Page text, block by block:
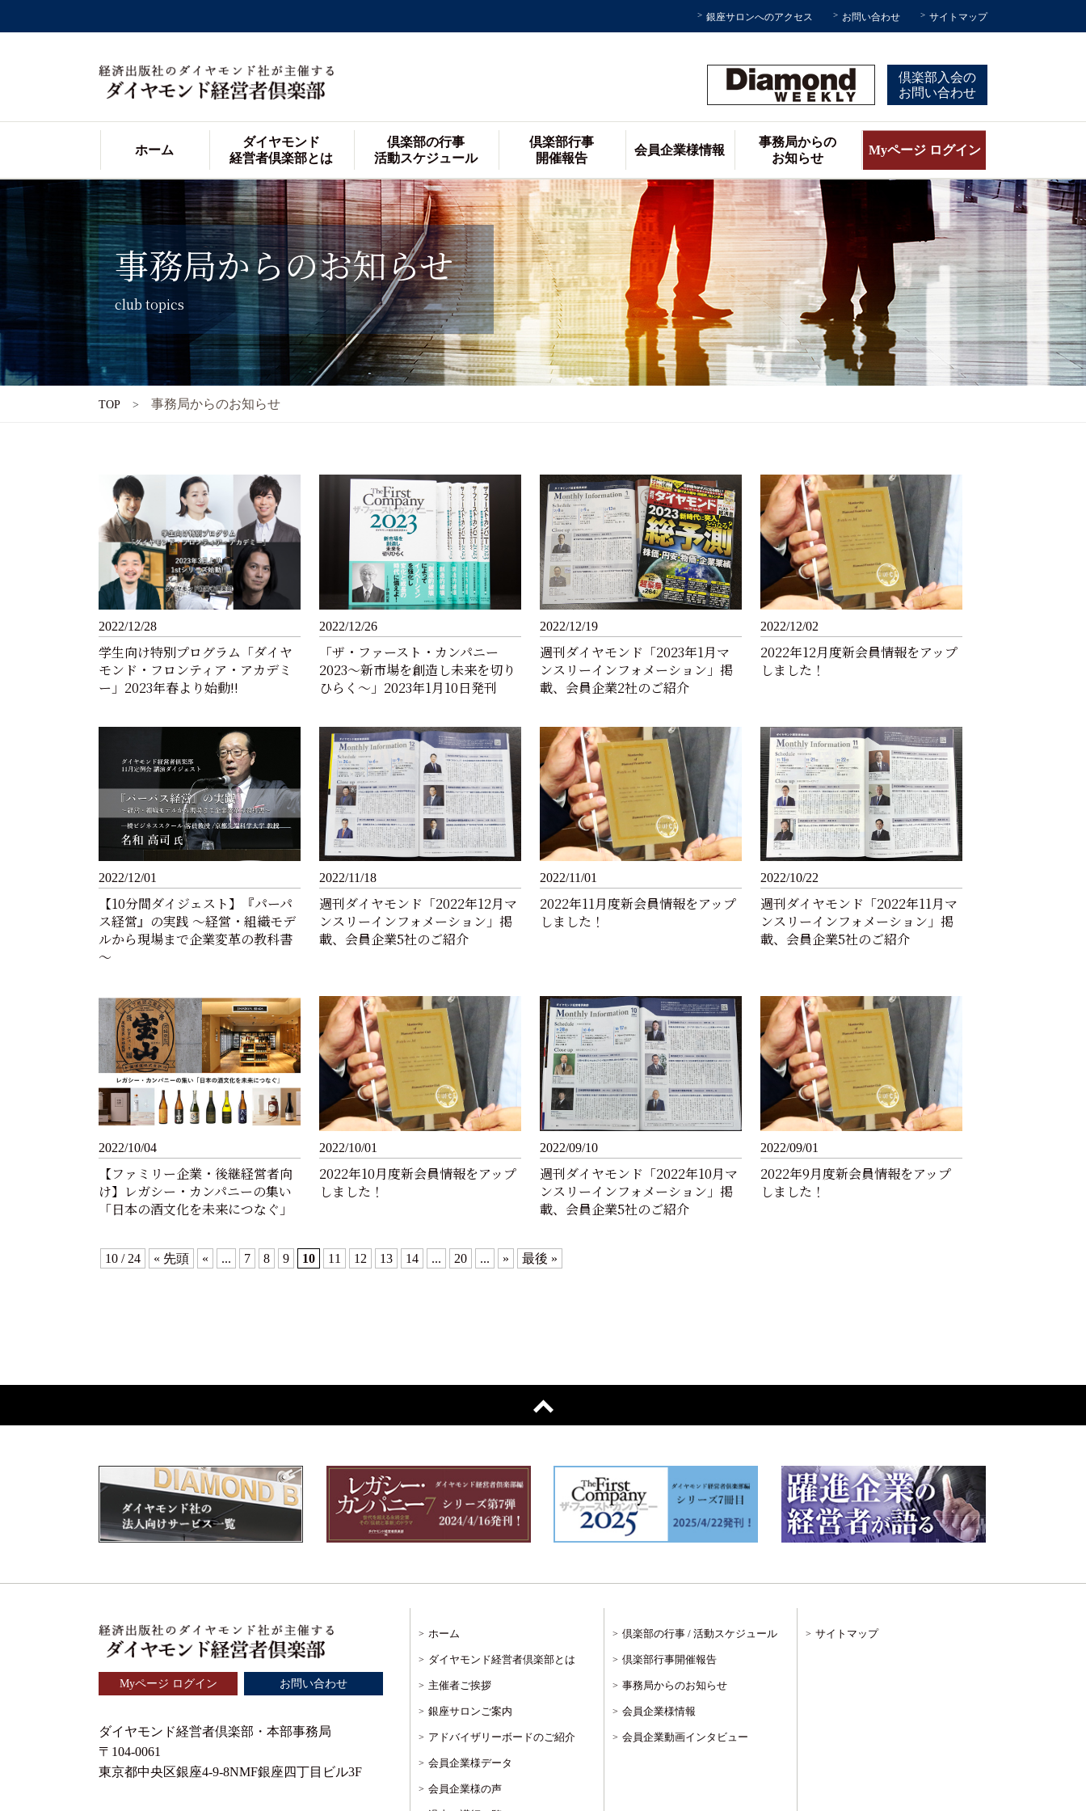
銀座サロンへのアクセス お問い合わせ サイトマップ
倶楽部入会の
お問い合わせ
ホーム
ダイヤモンド
経営者倶楽部とは
倶楽部の行事
活動スケジュール
倶楽部行事
開催報告
会員企業様情報
事務局からの
お知らせ
Myページ ログイン
事務局からのお知らせ
club topics
TOP 事務局からのお知らせ
2022/12/28
学生向け特別プログラム「ダイヤ
モンド・フロンティア・アカデミ
ー」2023年春より始動!!
2022/12/26
「ザ・ファースト・カンパニー
2023～新市場を創造し未来を切り
ひらく～」2023年1月10日発刊
2022/12/19
週刊ダイヤモンド「2023年1月マ
ンスリーインフォメーション」掲
載、会員企業2社のご紹介
2022/12/02
2022年12月度新会員情報をアップ
しました！
2022/12/01
【10分間ダイジェスト】『パーパ
ス経営』の実践 ～経営・組織モデ
ルから現場まで企業変革の教科書
～
2022/11/18
週刊ダイヤモンド「2022年12月マ
ンスリーインフォメーション」掲
載、会員企業5社のご紹介
2022/11/01
2022年11月度新会員情報をアップ
しました！
2022/10/22
週刊ダイヤモンド「2022年11月マ
ンスリーインフォメーション」掲
載、会員企業5社のご紹介
2022/10/04
【ファミリー企業・後継経営者向
け】レガシー・カンパニーの集い
「日本の酒文化を未来につなぐ」
2022/10/01
2022年10月度新会員情報をアップ
しました！
2022/09/10
週刊ダイヤモンド「2022年10月マ
ンスリーインフォメーション」掲
載、会員企業5社のご紹介
2022/09/01
2022年9月度新会員情報をアップ
しました！
10 / 24 « 先頭 « ... 7 8 9 10 11 12 13 14 ... 20 ... » 最後 »
Myページ ログイン お問い合わせ
ダイヤモンド経営者倶楽部・本部事務局
〒104-0061
東京都中央区銀座4-9-8NMF銀座四丁目ビル3F
ホーム
ダイヤモンド経営者倶楽部とは
主催者ご挨拶
銀座サロンご案内
アドバイザリーボードのご紹介
会員企業様データ
会員企業様の声
倶楽部の行事 / 活動スケジュール
倶楽部行事開催報告
事務局からのお知らせ
会員企業様情報
会員企業動画インタビュー
サイトマップ